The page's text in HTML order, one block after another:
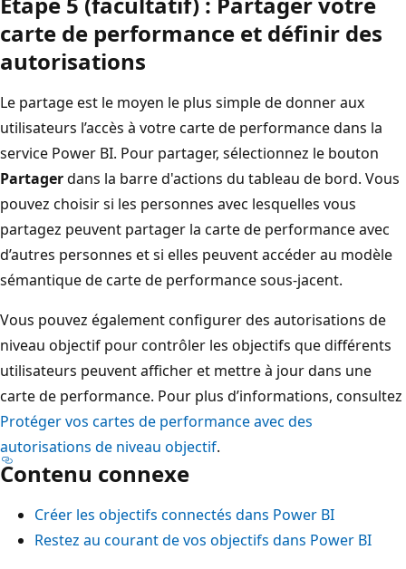
carte de performance et définir des
autorisations
Le partage est le moyen le plus simple de donner aux
utilisateurs l’accès à votre carte de performance dans la
service Power BI. Pour partager, sélectionnez le bouton
Partagerdans la barre d'actions du tableau de bord. Vous
pouvez choisir si les personnes avec lesquelles vous
partagez peuvent partager la carte de performance avec
d’autres personnes et si elles peuvent accéder au modèle
sémantique de carte de performance sous-jacent.
Vous pouvez également configurer des autorisations de
niveau objectif pour contrôler les objectifs que différents
utilisateurs peuvent afficher et mettre à jour dans une
carte de performance. Pour plus d’informations, consultez
Protéger vos cartes de performance avec des
autorisations de niveau objectif.
Contenu connexe
Créer les objectifs connectés dans Power BI
Restez au courant de vos objectifs dans Power BI